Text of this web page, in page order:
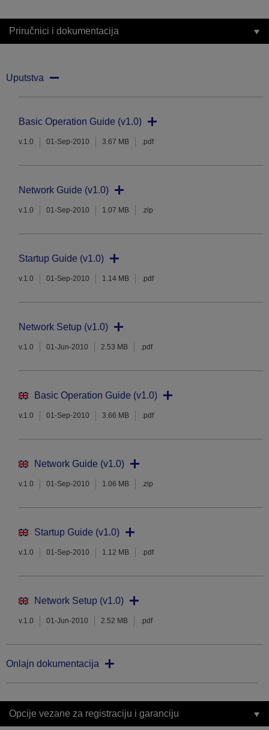
Priručnici i dokumentacija
Uputstva
Basic Operation Guide (v1.0)
v.1.0 01-Sep-2010 3.67 MB .pdf
Network Guide (v1.0)
v.1.0 01-Sep-2010 1.07 MB .zip
Startup Guide (v1.0)
v.1.0 01-Sep-2010 1.14 MB .pdf
Network Setup (v1.0)
v.1.0 01-Jun-2010 2.53 MB .pdf
Basic Operation Guide (v1.0)
v.1.0 01-Sep-2010 3.66 MB .pdf
Network Guide (v1.0)
v.1.0 01-Sep-2010 1.06 MB .zip
Startup Guide (v1.0)
v.1.0 01-Sep-2010 1.12 MB .pdf
Network Setup (v1.0)
v.1.0 01-Jun-2010 2.52 MB .pdf
Onlajn dokumentacija
Opcije vezane za registraciju i garanciju